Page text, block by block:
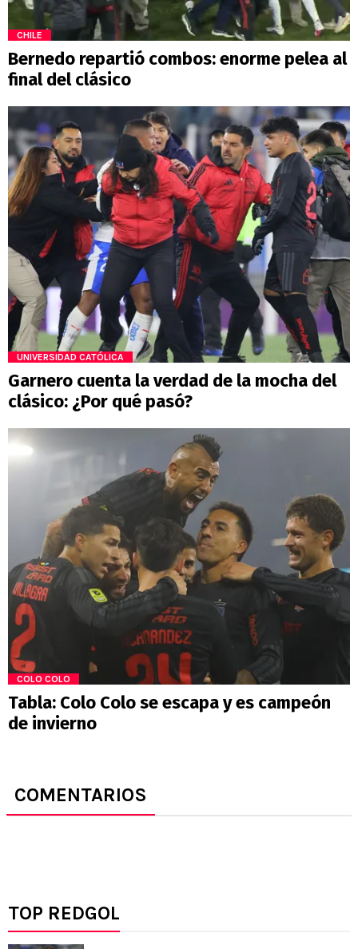
CHILE
Bernedo repartió combos: enorme pelea al
final del clásico
UNIVERSIDAD CATÓLICA
Garnero cuenta la verdad de la mocha del
clásico: ¿Por qué pasó?
COLO COLO
Tabla: Colo Colo se escapa y es campeón
de invierno
COMENTARIOS
TOP REDGOL